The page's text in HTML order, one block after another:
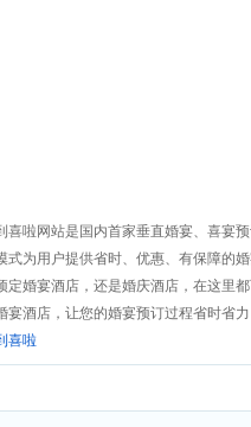
喜啦网站是国内首家垂直婚宴、喜宴
式为用户提供省时、优惠、有保障的
定婚宴酒店，还是婚庆酒店，在这里
宴酒店，让您的婚宴预订过程省时省
喜啦